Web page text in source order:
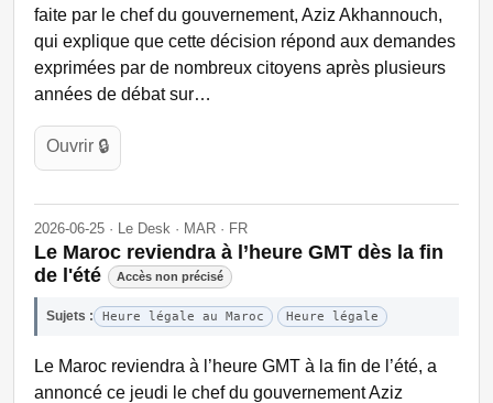
faite par le chef du gouvernement, Aziz Akhannouch,
qui explique que cette décision répond aux demandes
exprimées par de nombreux citoyens après plusieurs
années de débat sur…
Ouvrir 🔒
2026-06-25 · Le Desk · MAR · FR
Le Maroc reviendra à l’heure GMT dès la fin
de l'été
Accès non précisé
Sujets : Heure légale au Maroc Heure légale
Le Maroc reviendra à l’heure GMT à la fin de l’été, a
annoncé ce jeudi le chef du gouvernement Aziz